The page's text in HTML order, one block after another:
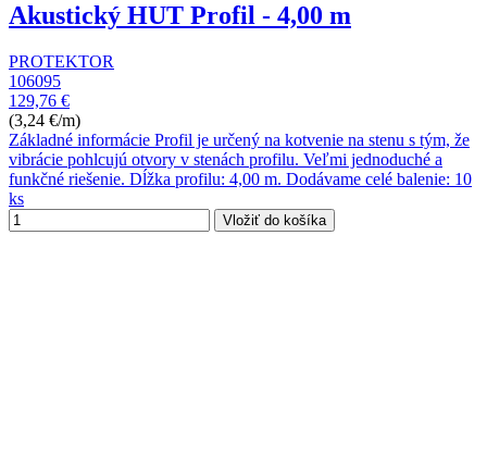
Akustický HUT Profil - 4,00 m
PROTEKTOR
106095
129,76 €
(3,24 €/m)
Základné informácie Profil je určený na kotvenie na stenu s tým, že
vibrácie pohlcujú otvory v stenách profilu. Veľmi jednoduché a
funkčné riešenie. Dĺžka profilu: 4,00 m. Dodávame celé balenie: 10
ks
Vložiť do košíka